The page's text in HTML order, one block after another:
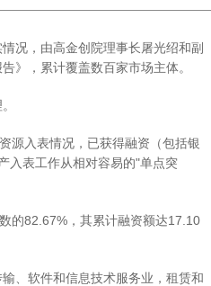
况，由高金创院理事长屠光绍和副
》，累计覆盖数百家市场主体。
源入表情况，已获得融资（包括银
入表工作从相对容易的"单点突
的82.67%，其累计融资额达17.10
、软件和信息技术服务业，租赁和